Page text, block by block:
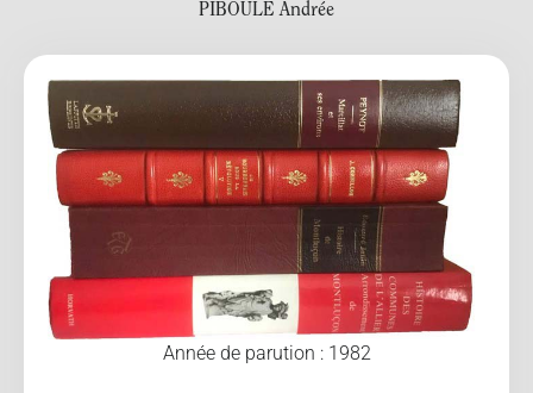
PIBOULE Andrée
Année de parution : 1982